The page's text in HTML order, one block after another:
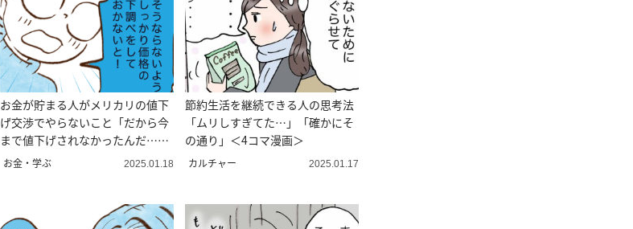
お金が貯まる人がメリカリの値下
げ交渉でやらないこと「だから今
まで値下げされなかったんだ…」
【まんが】
お金・学ぶ 2025.01.18
節約生活を継続できる人の思考法
「ムリしすぎてた…」「確かにそ
の通り」＜4コマ漫画＞
カルチャー 2025.01.17